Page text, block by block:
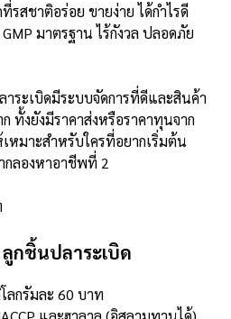
สชาติอร่อย ขายง่าย ได้กำไรดี
มาตรฐาน ไร้กังวล ปลอดภัย
ระเบิดมีระบบจัดการที่ดีและสินค้า
ทั้งยังมีราคาส่งหรือราคาทุนจาก
หมาะสำหรับใครที่อยากเริ่มต้น
กลองหาอาชีพที่ 2
กชิ้นปลาระเบิด
ลกรัมละ 60 บาท